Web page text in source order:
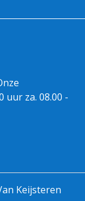
uur za. 08.00 -
Keijsteren